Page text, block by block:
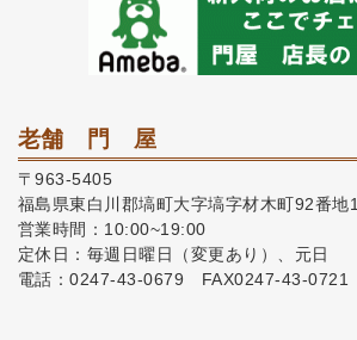
老舗 門 屋
〒963-5405
福島県東白川郡塙町大字塙字材木町92番地1
営業時間：10:00~19:00
定休日：毎週日曜日（変更あり）、元日
電話：0247-43-0679 FAX0247-43-0721